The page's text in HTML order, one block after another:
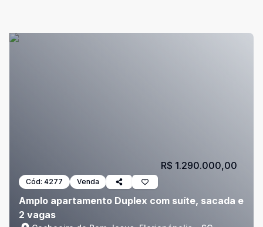
Cód: 4277 Venda
Amplo apartamento Duplex com suíte, sacada e
2 vagas
R$ 1.290.000,00